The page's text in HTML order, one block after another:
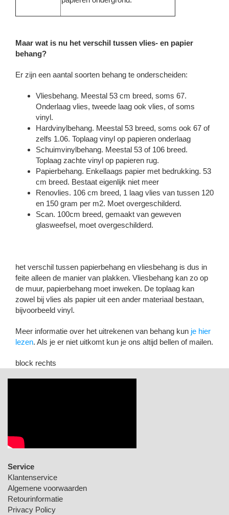
Maar wat is nu het verschil tussen vlies- en papier
behang?
Er zijn een aantal soorten behang te onderscheiden:
Vliesbehang. Meestal 53 cm breed, soms 67.
Onderlaag vlies, tweede laag ook vlies, of soms
vinyl.
Hardvinylbehang. Meestal 53 breed, soms ook 67 of
zelfs 1.06. Toplaag vinyl op papieren onderlaag
Schuimvinylbehang. Meestal 53 of 106 breed.
Toplaag zachte vinyl op papieren rug.
Papierbehang. Enkellaags papier met bedrukking. 53
cm breed. Bestaat eigenlijk niet meer
Renovlies. 106 cm breed, 1 laag vlies van tussen 120
en 150 gram per m2. Moet overgeschilderd.
Scan. 100cm breed, gemaakt van geweven
glasweefsel, moet overgeschilderd.
het verschil tussen papierbehang en vliesbehang is dus in
feite alleen de manier van plakken. Vliesbehang kan zo op
de muur, papierbehang moet inweken. De toplaag kan
zowel bij vlies als papier uit een ander materiaal bestaan,
bijvoorbeeld vinyl.
Meer informatie over het uitrekenen van behang kun je hier
lezen. Als je er niet uitkomt kun je ons altijd bellen of mailen.
block rechts
Service
Klantenservice
Algemene voorwaarden
Retourinformatie
Privacy Policy